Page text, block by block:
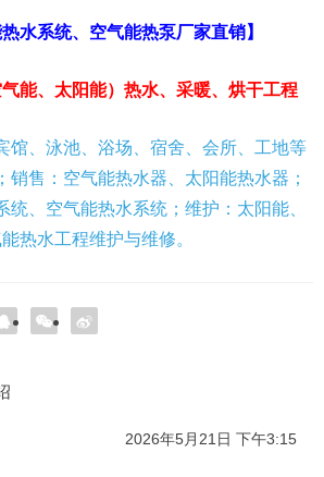
热水系统、空气能热泵厂家直销】
能、太阳能）热水、采暖、烘干工程
馆、泳池、浴场、宿舍、会所、工地等
销售：空气能热水器、太阳能热水器；
统、空气能热水系统；维护：太阳能、
热水工程维护与维修。
2026年5月21日 下午3:15